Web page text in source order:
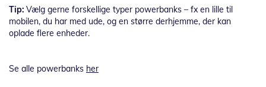
Tip: Vælg gerne forskellige typer powerbanks – fx en lille til
mobilen, du har med ude, og en større derhjemme, der kan
oplade flere enheder.
Se alle powerbanks her